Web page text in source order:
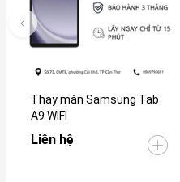
Thay màn Samsung Tab
A9 WIFI
Liên hệ